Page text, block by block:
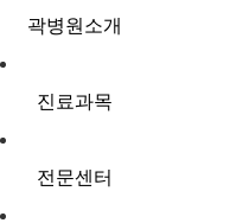
곽병원소개
진료과목
전문센터